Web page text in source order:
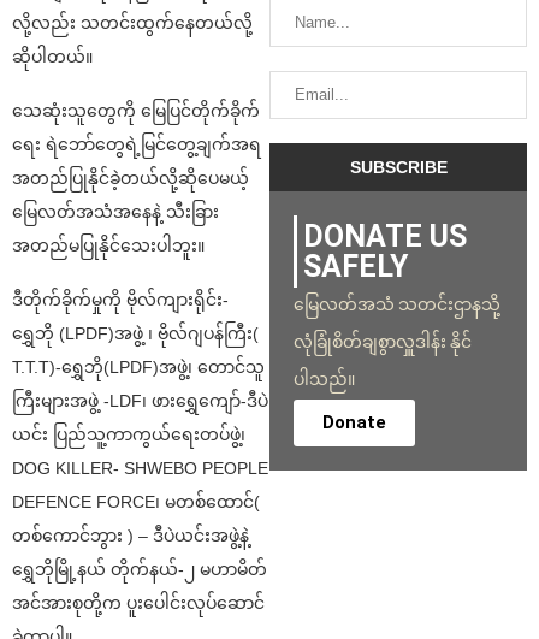
လို့လည်း သတင်းထွက်နေတယ်လို့
ဆိုပါတယ်။
သေဆုံးသူတွေကို မြေပြင်တိုက်ခိုက်
ရေး ရဲဘော်တွေရဲ့မြင်တွေ့ချက်အရ
အတည်ပြုနိုင်ခဲ့တယ်လို့ဆိုပေမယ့်
မြေလတ်အသံအနေနဲ့ သီးခြား
အတည်မပြုနိုင်သေးပါဘူး။
ဒီတိုက်ခိုက်မှုကို ဗိုလ်ကျားရိုင်း-
ရွှေဘို (LPDF)အဖွဲ့ ၊ ဗိုလ်ဂျပန်ကြီး(
T.T.T)-ရွှေဘို(LPDF)အဖွဲ့၊ တောင်သူ
ကြီးများအဖွဲ့ -LDF၊ ဖား‌ရွှေ‌ကျော်-ဒီပဲ
ယင်း ပြည်သူ့ကာကွယ်ရေးတပ်ဖွဲ့၊
DOG KILLER- SHWEBO PEOPLE
DEFENCE FORCE၊ မတစ်ထောင်(
တစ်ကောင်ဘွား ) – ဒီပဲယင်းအဖွဲ့နဲ့
ရွှေဘိုမြို့နယ် တိုက်နယ်-၂ မဟာမိတ်
အင်အားစုတို့က ပူးပေါင်းလုပ်ဆောင်
DONATE US
SAFELY
မြေလတ်အသံ သတင်းဌာနသို့
လုံခြုံစိတ်ချစွာလှူဒါန်း နိုင်
ပါသည်။
Donate